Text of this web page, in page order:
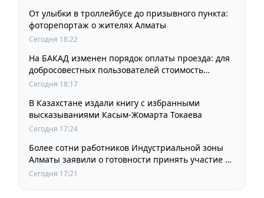
От улыбки в троллейбусе до призывного пункта:
фоторепортаж о жителях Алматы
Сегодня 18:22
На БАКАД изменен порядок оплаты проезда: для
добросовестных пользователей стоимость
остается прежней
Сегодня 18:17
В Казахстане издали книгу с избранными
высказываниями Касым-Жомарта Токаева
Сегодня 17:24
Более сотни работников Индустриальной зоны
Алматы заявили о готовности принять участие в
выборах членов Курылтая
Сегодня 17:21